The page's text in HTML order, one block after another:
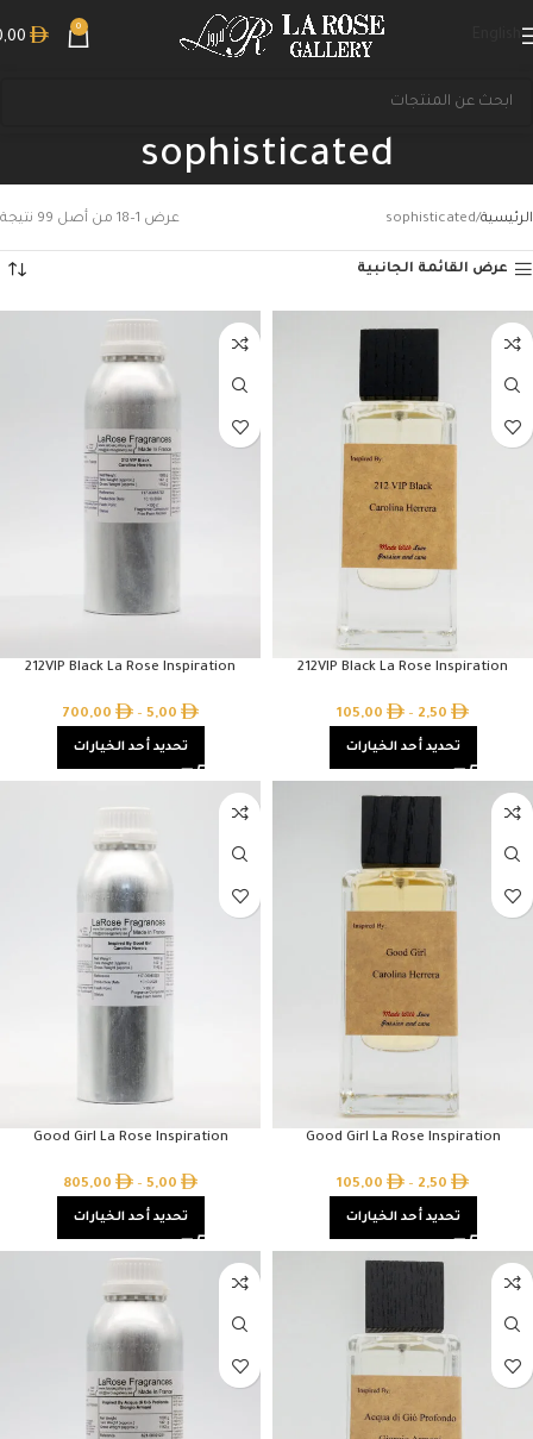
0
sophisticated
الرئيسية sophisticated عرض 1–18 من أصل 99 نتيجة
عرض القائمة الجانبية
212VIP Black La Rose Inspiration
2,50
–
105,00
تحديد أحد الخيارات
212VIP Black La Rose Inspiration
5,00
–
700,00
تحديد أحد الخيارات
Good Girl La Rose Inspiration
2,50
–
105,00
تحديد أحد الخيارات
Good Girl La Rose Inspiration
5,00
–
805,00
تحديد أحد الخيارات